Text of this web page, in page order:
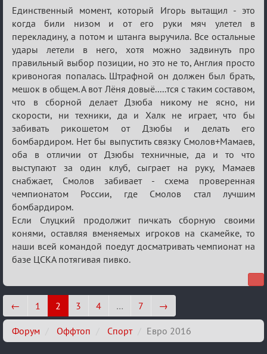
Re:
Евро
2016
Единственный момент, который Игорь вытащил - это
когда били низом и от его руки мяч улетел в
перекладину, а потом и штанга выручила. Все остальные
удары летели в него, хотя можно задвинуть про
правильный выбор позиции, но это не то, Англия просто
кривоногая попалась. Штрафной он должен был брать,
мешок в общем. А вот Лёня довыё.....тся с таким составом,
что в сборной делает Дзюба никому не ясно, ни
скорости, ни техники, да и Халк не играет, что бы
забивать рикошетом от Дзюбы и делать его
бомбардиром. Нет бы выпустить связку Смолов+Мамаев,
оба в отличии от Дзюбы техничные, да и то что
выступают за один клуб, сыграет на руку, Мамаев
снабжает, Смолов забивает - схема проверенная
чемпионатом России, где Смолов стал лучшим
бомбардиром.
Если Слуцкий продолжит пичкать сборную своими
конями, оставляя вменяемых игроков на скамейке, то
наши всей командой поедут досматривать чемпионат на
базе ЦСКА потягивая пивко.
← 1 2 3 4 … 7 →
Форум Оффтоп Спорт Евро 2016